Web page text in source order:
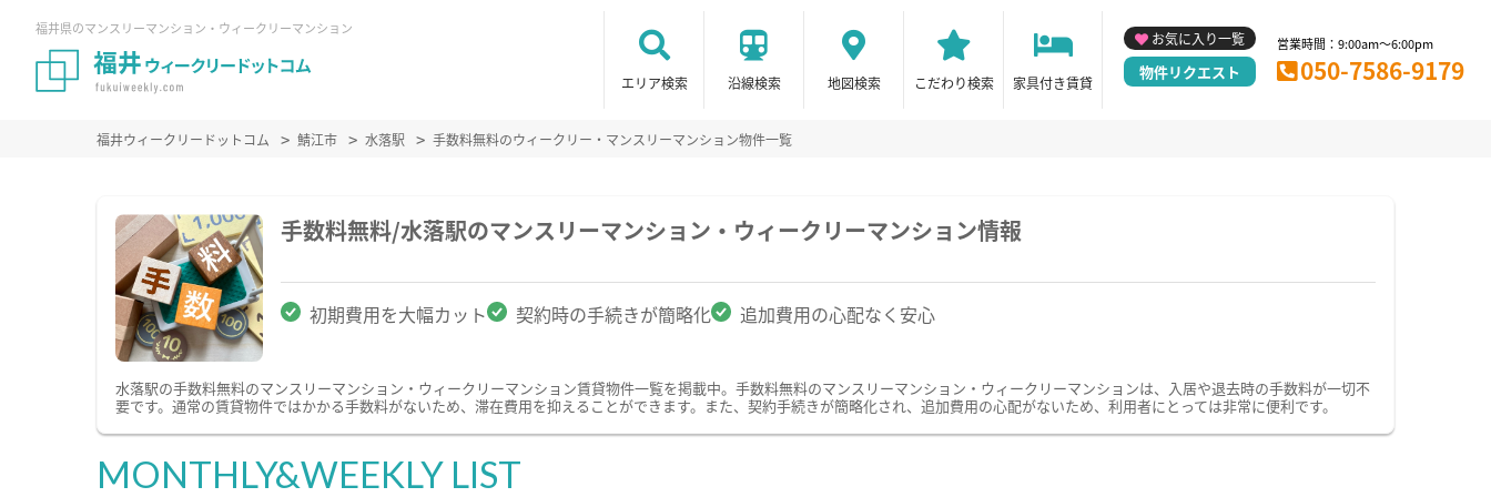
福井県のマンスリーマンション・ウィークリーマンション
エリア検索 沿線検索 地図検索 こだわり検索 家具付き賃貸
お気に入り一覧
物件リクエスト
営業時間：9:00am～6:00pm
050-7586-9179
福井ウィークリードットコム 鯖江市 水落駅 手数料無料のウィークリー・マンスリーマンション物件一覧
手数料無料/水落駅のマンスリーマンション・ウィークリーマンション情報
初期費用を大幅カット 契約時の手続きが簡略化 追加費用の心配なく安心
水落駅の手数料無料のマンスリーマンション・ウィークリーマンション賃貸物件一覧を掲載中。手数料無料のマンスリーマンション・ウィークリーマンションは、入居や退去時の手数料が一切不
要です。通常の賃貸物件ではかかる手数料がないため、滞在費用を抑えることができます。また、契約手続きが簡略化され、追加費用の心配がないため、利用者にとっては非常に便利です。
MONTHLY&WEEKLY LIST